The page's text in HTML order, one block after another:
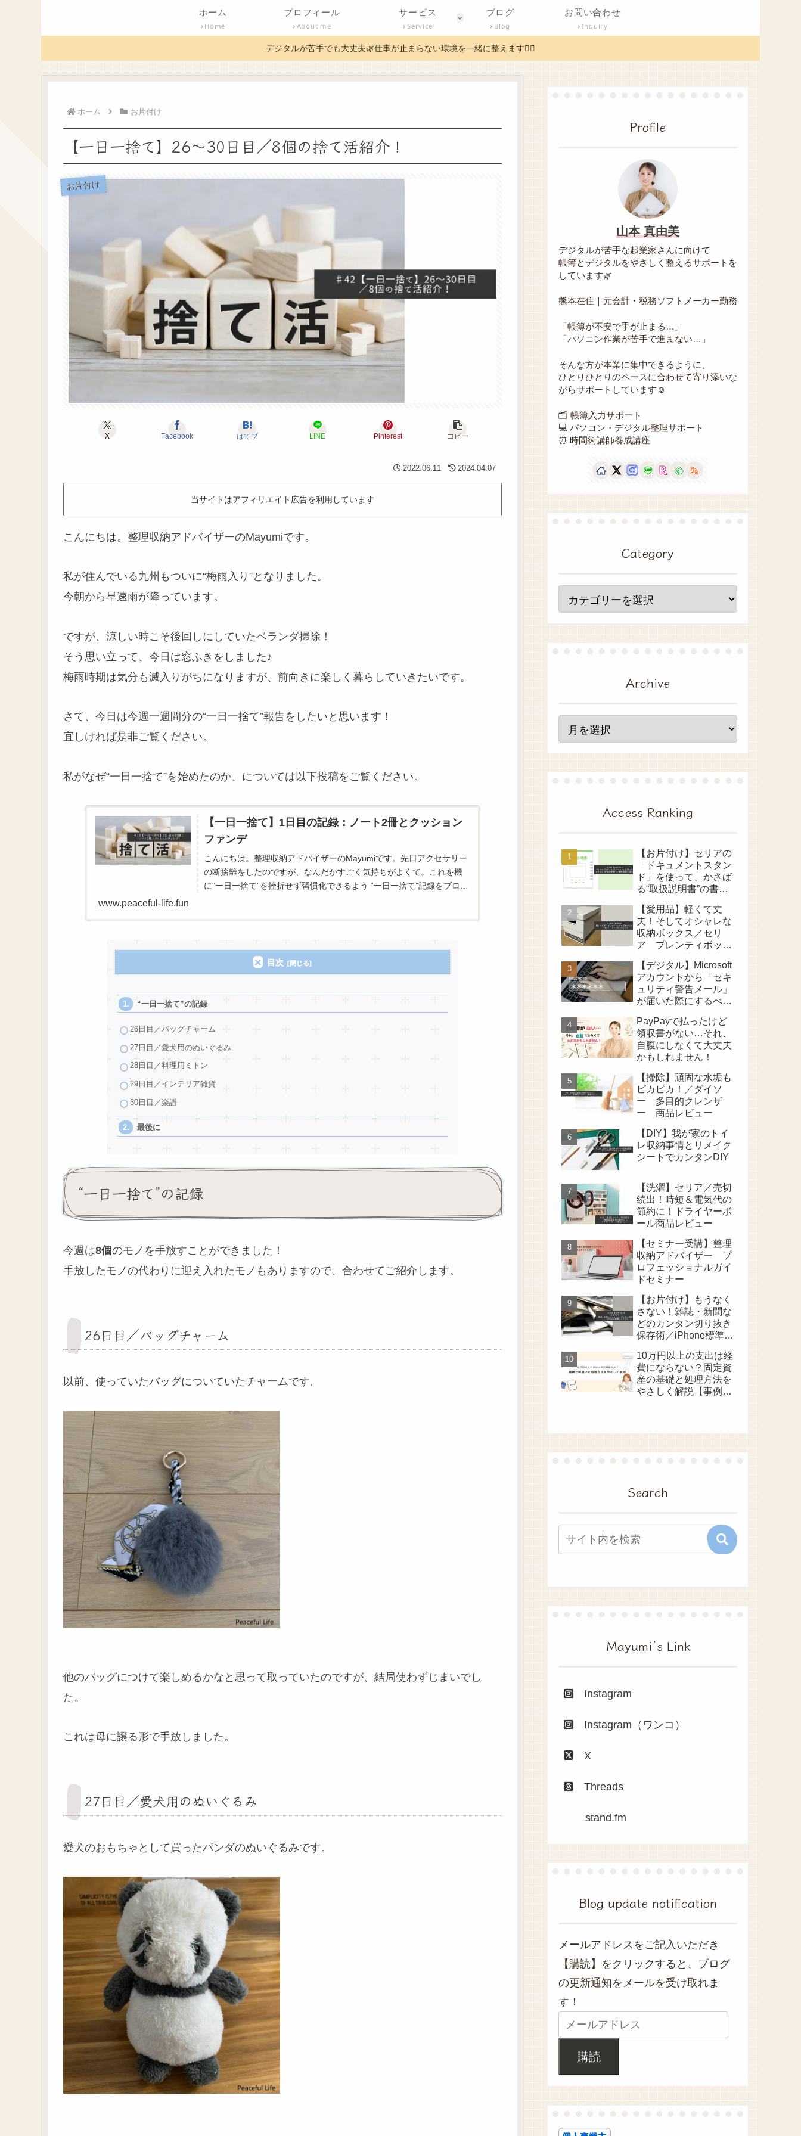
ホーム
Home
プロフィール
About me
サービス
Service
ブログ
Blog
お問い合わせ
Inquiry
デジタルが苦手でも大丈夫🌿仕事が止まらない環境を一緒に整えます✊🏻
ホーム お片付け
【一日一捨て】26～30日目／8個の捨て活紹介！
お片付け
X Facebook はてブ LINE Pinterest コピー
2022.06.11 2024.04.07
当サイトはアフィリエイト広告を利用しています
こんにちは。整理収納アドバイザーのMayumiです。
私が住んでいる九州もついに“梅雨入り”となりました。
今朝から早速雨が降っています。
ですが、涼しい時こそ後回しにしていたベランダ掃除！
そう思い立って、今日は窓ふきをしました♪
梅雨時期は気分も滅入りがちになりますが、前向きに楽しく暮らしていきたいです。
さて、今日は今週一週間分の“一日一捨て”報告をしたいと思います！
宜しければ是非ご覧ください。
私がなぜ“一日一捨て”を始めたのか、については以下投稿をご覧ください。
【一日一捨て】1日目の記録：ノート2冊とクッション
ファンデ
こんにちは。整理収納アドバイザーのMayumiです。先日アクセサリー
の断捨離をしたのですが、なんだかすごく気持ちがよくて。これを機
に“一日一捨て”を挫折せず習慣化できるよう “一日一捨て”記録をブログ
www.peaceful-life.fun
目次
“一日一捨て”の記録
26日目／バッグチャーム
27日目／愛犬用のぬいぐるみ
28日目／料理用ミトン
29日目／インテリア雑貨
30日目／楽譜
最後に
“一日一捨て”の記録
今週は8個のモノを手放すことができました！
手放したモノの代わりに迎え入れたモノもありますので、合わせてご紹介します。
26日目／バッグチャーム
以前、使っていたバッグについていたチャームです。
他のバッグにつけて楽しめるかなと思って取っていたのですが、結局使わずじまいでし
た。
これは母に譲る形で手放しました。
27日目／愛犬用のぬいぐるみ
愛犬のおもちゃとして買ったパンダのぬいぐるみです。
Profile
山本 真由美
デジタルが苦手な起業家さんに向けて
帳簿とデジタルをやさしく整えるサポートを
しています🌿
熊本在住｜元会計・税務ソフトメーカー勤務
「帳簿が不安で手が止まる…」
「パソコン作業が苦手で進まない…」
そんな方が本業に集中できるように、
ひとりひとりのペースに合わせて寄り添いな
がらサポートしています☺️
🗂 帳簿入力サポート
💻 パソコン・デジタル整理サポート
⏰ 時間術講師養成講座
Category
Archive
Access Ranking
【お片付け】セリアの
「ドキュメントスタン
ド」を使って、かさば
る“取扱説明書”の書類
【愛用品】軽くて丈
夫！そしてオシャレな
収納ボックス／セリ
ア プレンティボック
【デジタル】Microsoft
アカウントから「セキ
ュリティ警告メール」
が届いた際にするべき
PayPayで払ったけど
領収書がない…それ、
自腹にしなくて大丈夫
かもしれません！
【掃除】頑固な水垢も
ピカピカ！／ダイソ
ー 多目的クレンザ
ー 商品レビュー
【DIY】我が家のトイ
レ収納事情とリメイク
シートでカンタンDIY
【洗濯】セリア／売切
続出！時短＆電気代の
節約に！ドライヤーボ
ール商品レビュー
【セミナー受講】整理
収納アドバイザー プ
ロフェッショナルガイ
ドセミナー
【お片付け】もうなく
さない！雑誌・新聞な
どのカンタン切り抜き
保存術／iPhone標準メ
10万円以上の支出は経
費にならない？固定資
産の基礎と処理方法を
やさしく解説【事例つ
Search
Mayumi’s Link
Instagram
Instagram（ワンコ）
X
Threads
stand.fm
Blog update notification
メールアドレスをご記入いただき
【購読】をクリックすると、ブログ
の更新通知をメールを受け取れま
す！
購読